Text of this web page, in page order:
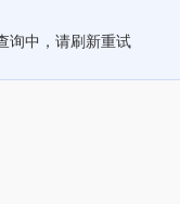
询中，请刷新重试